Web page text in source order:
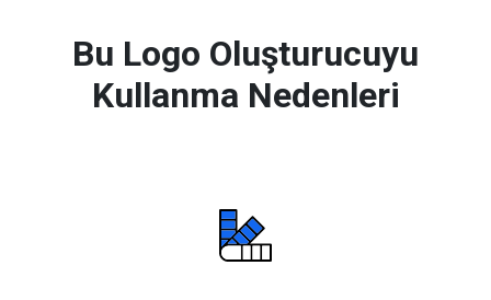
Bu Logo Oluşturucuyu
Kullanma Nedenleri